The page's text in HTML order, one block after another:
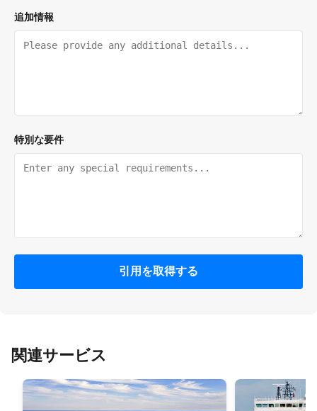
追加情報
特別な要件
引用を取得する
関連サービス